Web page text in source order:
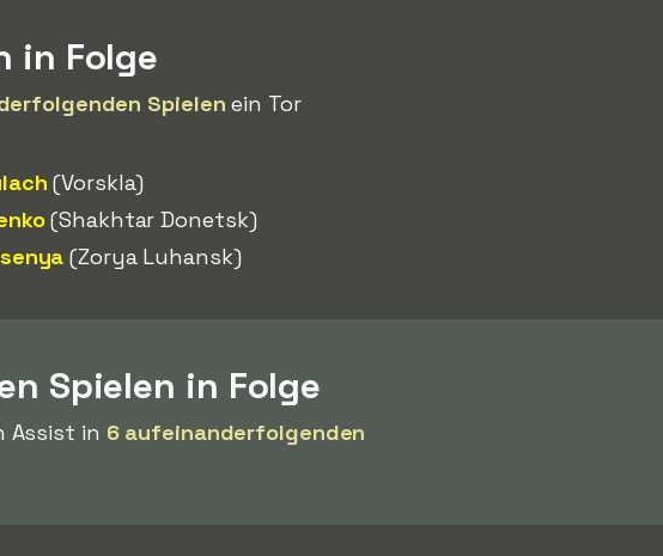
in Folge
Spielen ein Tor
(Vorskla)
(Shakhtar Donetsk)
(Zorya Luhansk)
Spielen in Folge
Assist in 6 aufeinanderfolgenden